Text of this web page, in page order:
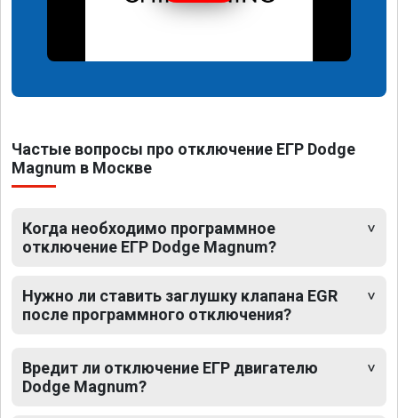
Частые вопросы про отключение ЕГР Dodge
Magnum в Москве
Когда необходимо программное
отключение ЕГР Dodge Magnum?
Нужно ли ставить заглушку клапана EGR
после программного отключения?
Вредит ли отключение ЕГР двигателю
Dodge Magnum?